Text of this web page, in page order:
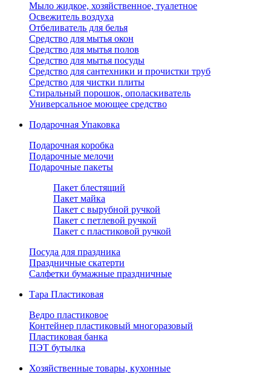
Мыло жидкое, хозяйственное, туалетное
Освежитель воздуха
Отбеливатель для белья
Средство для мытья окон
Средство для мытья полов
Средство для мытья посуды
Средство для сантехники и прочистки труб
Средство для чистки плиты
Стиральный порошок, ополаскиватель
Универсальное моющее средство
Подарочная Упаковка
Подарочная коробка
Подарочные мелочи
Подарочные пакеты
Пакет блестящий
Пакет майка
Пакет с вырубной ручкой
Пакет с петлевой ручкой
Пакет с пластиковой ручкой
Посуда для праздника
Праздничные скатерти
Салфетки бумажные праздничные
Тара Пластиковая
Ведро пластиковое
Контейнер пластиковый многоразовый
Пластиковая банка
ПЭТ бутылка
Хозяйственные товары, кухонные